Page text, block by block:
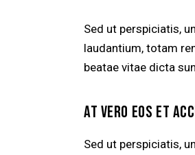
Sed ut perspiciatis,
laudantium, totam
beatae vitae dicta
AT VERO EOS ET
Sed ut perspiciatis,